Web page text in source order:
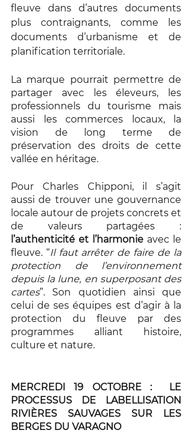
fleuve dans d’autres documents
plus contraignants, comme les
documents d’urbanisme et de
planification territoriale.
La marque pourrait permettre de
partager avec les éleveurs, les
professionnels du tourisme mais
aussi les commerces locaux, la
vision de long terme de
préservation des droits de cette
vallée en héritage.
Pour Charles Chipponi, il s’agit
aussi de trouver une gouvernance
locale autour de projets concrets et
l’authenticité et l’harmonie avec le
fleuve. “Il faut arrêter de faire de la
protection de l’environnement
depuis la lune, en superposant des
cartes”. Son quotidien ainsi que
celui de ses équipes est d’agir à la
protection du fleuve par des
programmes alliant histoire,
culture et nature.
MERCREDI 19 OCTOBRE :  LE
PROCESSUS DE LABELLISATION
RIVIÈRES SAUVAGES SUR LES
BERGES DU VARAGNO